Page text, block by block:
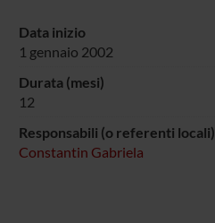
Data inizio
1 gennaio 2002
Durata (mesi)
12
Responsabili (o referenti locali)
Constantin Gabriela